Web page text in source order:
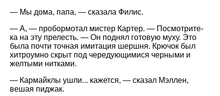
— Мы дома, папа, — сказала Филис.
— А, — пробормотал мистер Картер. — Посмотрите-
ка на эту прелесть. — Он поднял готовую муху. Это
была почти точная имитация шершня. Крючок был
хитроумно скрыт под чередующимися черными и
желтыми нитками.
— Кармайклы ушли... кажется, — сказал Мэллен,
вешая пиджак.